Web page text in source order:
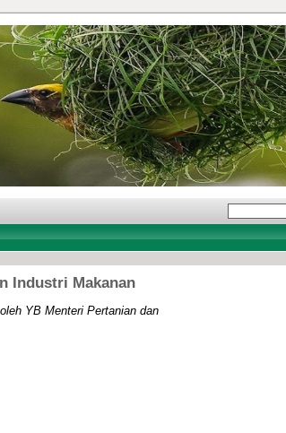
Industri Makanan
YB Menteri Pertanian dan